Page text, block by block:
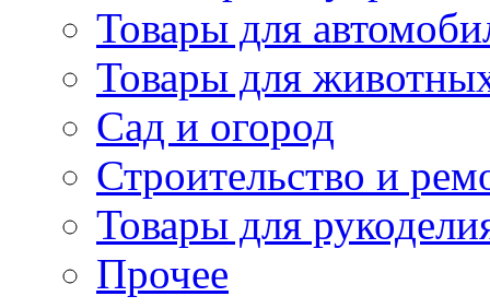
Товары для
Товары для
Сад и огород
Строительство и
Товары для
Прочее